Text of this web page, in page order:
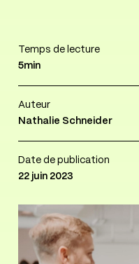
Temps de lecture
5min
Auteur
Nathalie Schneider
Date de publication
22 juin 2023